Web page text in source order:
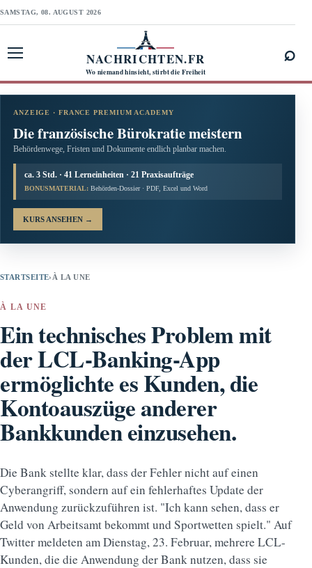
SAMSTAG, 08. AUGUST 2026
NACHRICHTEN.FR
Wo niemand hinsieht, stirbt die Freiheit
⌕
ANZEIGE · FRANCE PREMIUM ACADEMY
Die französische Bürokratie meistern
Behördenwege, Fristen und Dokumente endlich planbar machen.
ca. 3 Std. · 41 Lerneinheiten · 21 Praxisaufträge
BONUSMATERIAL: Behörden-Dossier · PDF, Excel und Word
KURS ANSEHEN →
STARTSEITE› À LA UNE
À LA UNE
Ein technisches Problem mit
der LCL-Banking-App
ermöglichte es Kunden, die
Kontoauszüge anderer
Bankkunden einzusehen.
Die Bank stellte klar, dass der Fehler nicht auf einen
Cyberangriff, sondern auf ein fehlerhaftes Update der
Anwendung zurückzuführen ist. "Ich kann sehen, dass er
Geld von Arbeitsamt bekommt und Sportwetten spielt." Auf
Twitter meldeten am Dienstag, 23. Februar, mehrere LCL-
Kunden, die die Anwendung der Bank nutzen, dass sie